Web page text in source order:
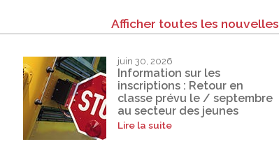
Afficher toutes les nouvelles
juin 30, 2026
Information sur les
inscriptions : Retour en
classe prévu le / septembre
au secteur des jeunes
Lire la suite